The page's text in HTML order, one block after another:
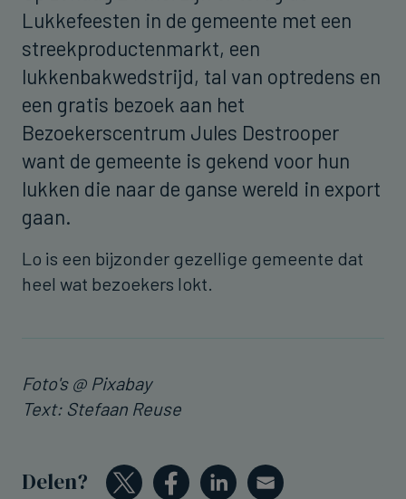
Lukkefeesten in de gemeente met een
streekproductenmarkt, een
lukkenbakwedstrijd, tal van optredens en
een gratis bezoek aan het
Bezoekerscentrum Jules Destrooper
want de gemeente is gekend voor hun
lukken die naar de ganse wereld in export
gaan.
Lo is een bijzonder gezellige gemeente dat
heel wat bezoekers lokt.
Foto's @ Pixabay
Text: Stefaan Reuse
Delen?